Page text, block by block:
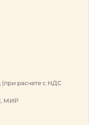
расчете с НДС
МИР